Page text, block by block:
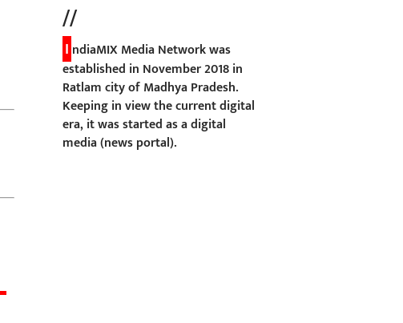
//
I ndiaMIX Media Network was
established in November 2018 in
Ratlam city of Madhya Pradesh.
Keeping in view the current digital
era, it was started as a digital
media (news portal).